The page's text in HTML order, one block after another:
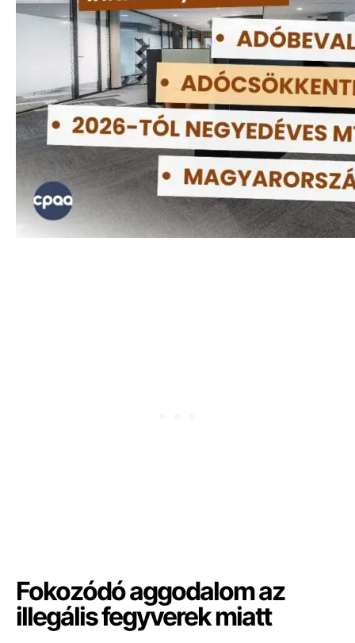
Fokozódó aggodalom az
illegális fegyverek miatt